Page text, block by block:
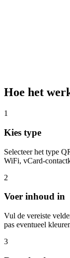
Hoe het
1
Kies type
Selecteer het type
WiFi, vCard-
2
Voer inhoud in
Vul de vereiste
pas eventueel
3